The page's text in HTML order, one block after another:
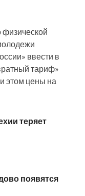
ввести в
тариф»
этом цены на
теряет
появятся